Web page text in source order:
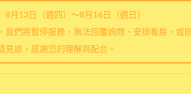
8月13日（週四）～8月16日（週日）
我們將暫停服務，無法回覆詢問、安排看房，或
見諒，感謝您的理解與配合。